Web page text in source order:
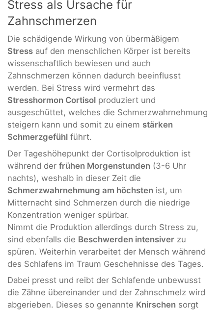
Stress als Ursache für
Zahnschmerzen
Die schädigende Wirkung von übermäßigem
Stress auf den menschlichen Körper ist bereits
wissenschaftlich bewiesen und auch
Zahnschmerzen können dadurch beeinflusst
werden. Bei Stress wird vermehrt das
Stresshormon Cortisol produziert und
ausgeschüttet, welches die Schmerzwahrnehmung
steigern kann und somit zu einem stärken
Schmerzgefühl führt.
Der Tageshöhepunkt der Cortisolproduktion ist
während der frühen Morgenstunden (3-6 Uhr
nachts), weshalb in dieser Zeit die
Schmerzwahrnehmung am höchsten ist, um
Mitternacht sind Schmerzen durch die niedrige
Konzentration weniger spürbar.
Nimmt die Produktion allerdings durch Stress zu,
sind ebenfalls die Beschwerden intensiver zu
spüren. Weiterhin verarbeitet der Mensch während
des Schlafens im Traum Geschehnisse des Tages.
Dabei presst und reibt der Schlafende unbewusst
die Zähne übereinander und der Zahnschmelz wird
abgerieben. Dieses so genannte Knirschen sorgt